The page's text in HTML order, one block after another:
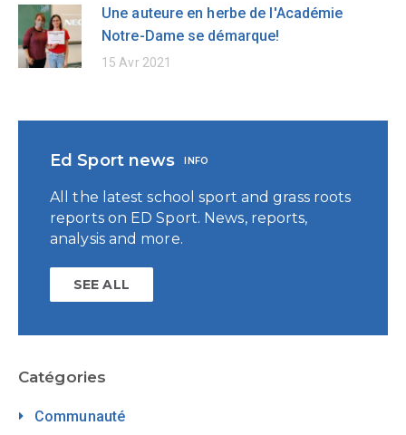
Une auteure en herbe de l'Académie
Notre-Dame se démarque!
15 Avr 2021
Ed Sport news INFO
All the latest school sport and grass roots
reports on ED Sport. News, reports,
analysis and more.
SEE ALL
Catégories
Communauté